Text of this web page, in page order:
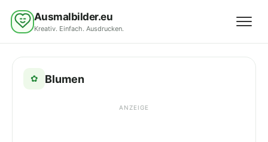
Ausmalbilder.eu
Kreativ. Einfach. Ausdrucken.
✿ Blumen
ANZEIGE